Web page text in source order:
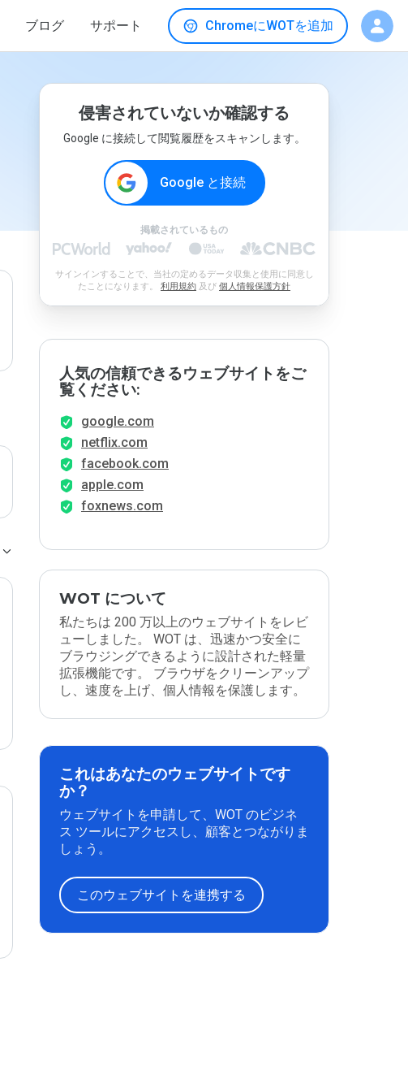
ブログ サポート ChromeにWOTを追加
侵害されていないか確認する
Google に接続して閲覧履歴をスキャンします。
Google と接続
掲載されているもの
サインインすることで、当社の定めるデータ収集と使用に同意し
たことになります。 利用規約 及び 個人情報保護方針
人気の信頼できるウェブサイトをご
覧ください:
google.com
netflix.com
facebook.com
apple.com
foxnews.com
WOT について
私たちは 200 万以上のウェブサイトをレビ
ューしました。 WOT は、迅速かつ安全に
ブラウジングできるように設計された軽量
拡張機能です。 ブラウザをクリーンアップ
し、速度を上げ、個人情報を保護します。
これはあなたのウェブサイトです
か？
ウェブサイトを申請して、WOT のビジネ
ス ツールにアクセスし、顧客とつながりま
しょう。
このウェブサイトを連携する